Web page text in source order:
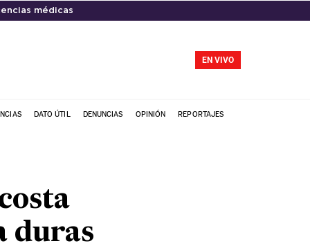
médicas
EN VIVO
DATO ÚTIL DENUNCIAS OPINIÓN REPORTAJES
duras